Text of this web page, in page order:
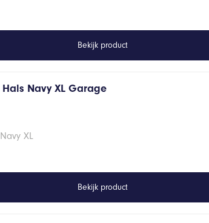
Bekijk product
Navy XL Garage
XL
Bekijk product